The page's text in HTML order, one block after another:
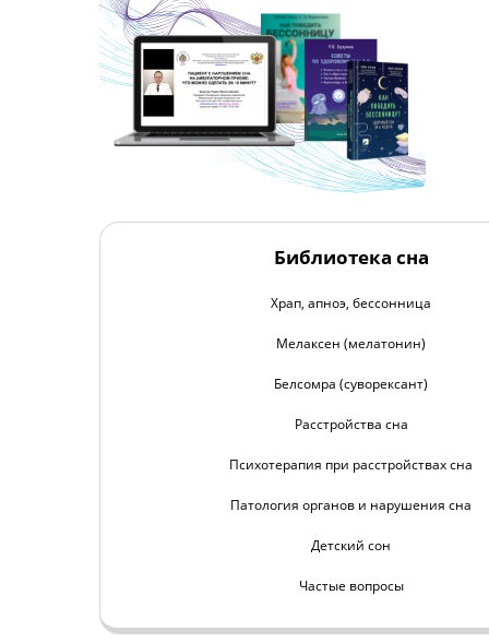
Библиотека сна
Храп, апноэ, бессонница
Мелаксен (мелатонин)
Белсомра (суворексант)
Расстройства сна
Психотерапия при расстройствах сна
Патология органов и нарушения сна
Детский сон
Частые вопросы